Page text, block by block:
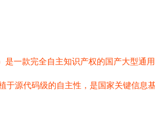
一款完全自主知识产权的国产大型通
源代码级的自主性，是国家关键信息